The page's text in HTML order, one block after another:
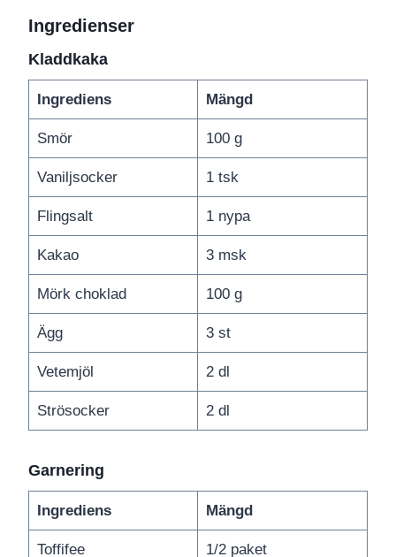
Ingredienser
Kladdkaka
Ingrediens Mängd
Smör 100 g
Vaniljsocker 1 tsk
Flingsalt 1 nypa
Kakao 3 msk
Mörk choklad 100 g
Ägg 3 st
Vetemjöl 2 dl
Strösocker 2 dl
Garnering
Ingrediens Mängd
Toffifee 1/2 paket